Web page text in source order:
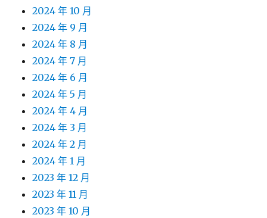
2024 年 10 月
2024 年 9 月
2024 年 8 月
2024 年 7 月
2024 年 6 月
2024 年 5 月
2024 年 4 月
2024 年 3 月
2024 年 2 月
2024 年 1 月
2023 年 12 月
2023 年 11 月
2023 年 10 月